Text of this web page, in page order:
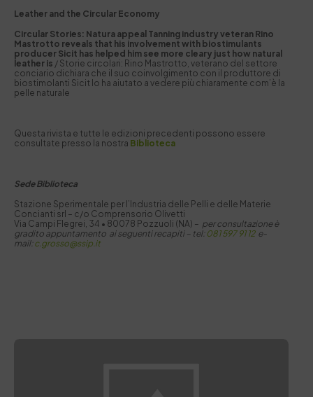
Leather and the Circular Economy
Circular Stories: Natura appeal Tanning industry veteran Rino
Mastrotto reveals that his involvement with biostimulants
producer Sicit has helped him see more cleary just how natural
leather is / Storie circolari: Rino Mastrotto, veterano del settore
conciario dichiara che il suo coinvolgimento con il produttore di
biostimolanti Sicit lo ha aiutato a vedere più chiaramente com’è la
pelle naturale
Questa rivista e tutte le edizioni precedenti possono essere
consultate presso la nostra Biblioteca
Sede Biblioteca
Stazione Sperimentale per I’Industria delle Pelli e delle Materie
Concianti srl – c/o Comprensorio Olivetti
Via Campi Flegrei, 34 • 80078 Pozzuoli (NA) – per consultazione è
gradito appuntamento ai seguenti recapiti – tel: 081 597 91 12e-
mail:c.grosso@ssip.it